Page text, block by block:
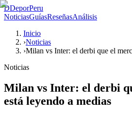
DDeporPeru
NoticiasGuíasReseñasAnálisis
Inicio
›Noticias
›Milan vs Inter: el derbi que el
Noticias
Milan vs Inter: el derbi
está leyendo a medias